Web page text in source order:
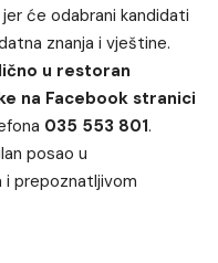
će odabrani kandidati
znanja i vještine.
lično u restoran
na Facebook stranici
035 553 801.
posao u
prepoznatljivom